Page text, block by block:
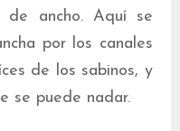
ancho. Aquí se
por los canales
de los sabinos, y
se puede nadar.